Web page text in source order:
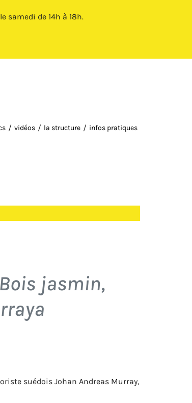
samedi de 14h à 18h.
vidéos la structure infos pratiques
jasmin,
suédois Johan Andreas Murray,